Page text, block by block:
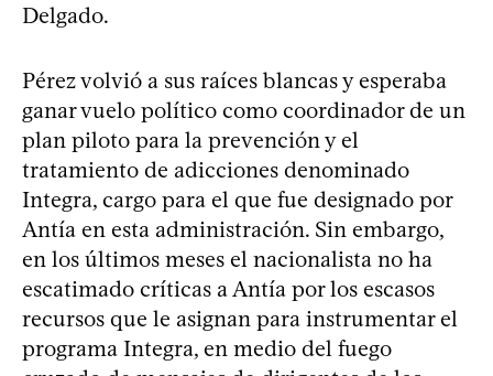
Delgado.
Pérez volvió a sus raíces blancas y esperaba
ganar vuelo político como coordinador de un
plan piloto para la prevención y el
tratamiento de adicciones denominado
Integra, cargo para el que fue designado por
Antía en esta administración. Sin embargo,
en los últimos meses el nacionalista no ha
escatimado críticas a Antía por los escasos
recursos que le asignan para instrumentar el
programa Integra, en medio del fuego